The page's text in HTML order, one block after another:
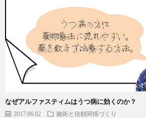
なぜアルファスティムはうつ病に効くのか？
2017.06.02 施術と信頼関係づくり